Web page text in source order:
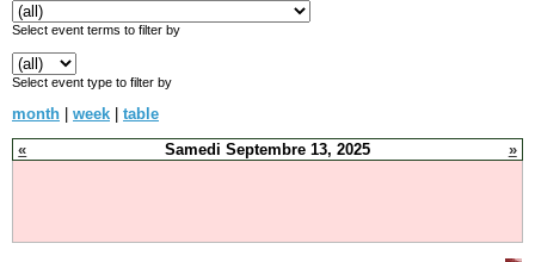
Ski ALPIN
Triathlon
Ski Nordique
Courses à pieds
Athlétisme
Slalom In-Line
Caisse à savon
Archives
Select event terms to filter by
Select event type to filter by
month | week | table
«
Samedi Septembre 13, 2025 »